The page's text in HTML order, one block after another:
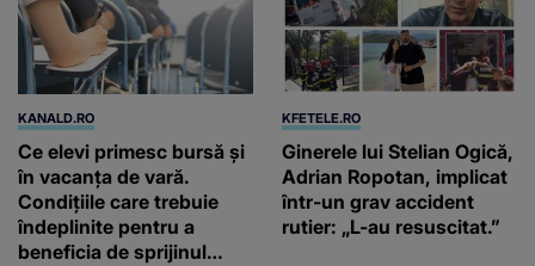
KANALD.RO
Ce elevi primesc bursă și
în vacanța de vară.
Condițiile care trebuie
îndeplinite pentru a
beneficia de sprijinul
KFETELE.RO
Ginerele lui Stelian Ogică,
Adrian Ropotan, implicat
într-un grav accident
rutier: „L-au resuscitat.”